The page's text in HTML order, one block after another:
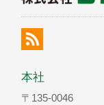
本社
〒135-0046